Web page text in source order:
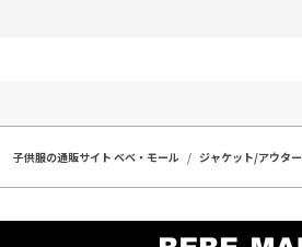
子供服の通販サイト ベベ・モール ジャケット/アウター